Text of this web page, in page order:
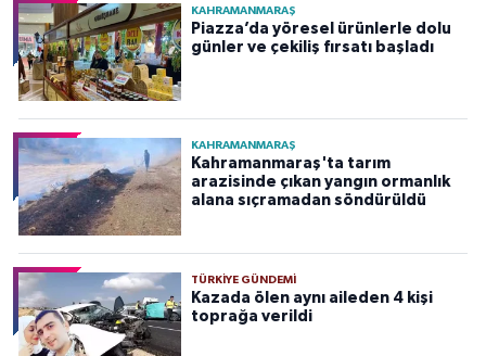
KAHRAMANMARAŞ
Piazza’da yöresel ürünlerle dolu
günler ve çekiliş fırsatı başladı
KAHRAMANMARAŞ
Kahramanmaraş'ta tarım
arazisinde çıkan yangın ormanlık
alana sıçramadan söndürüldü
TÜRKIYE GÜNDEMI
Kazada ölen aynı aileden 4 kişi
toprağa verildi